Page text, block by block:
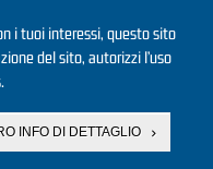
i tuoi interessi, questo sito
del sito, autorizzi l’uso
INFO DI DETTAGLIO